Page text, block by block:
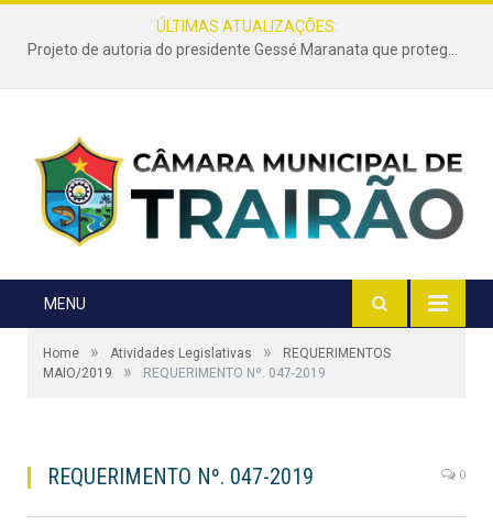
ÚLTIMAS ATUALIZAÇÕES:
Projeto de autoria do presidente Gessé Maranata que protege as estradas vicinais de Trairão é transformado em lei
MENU
Home » Atividades Legislativas »
REQUERIMENTOS
MAIO/2019
» REQUERIMENTO Nº. 047-2019
REQUERIMENTO Nº. 047-2019 0